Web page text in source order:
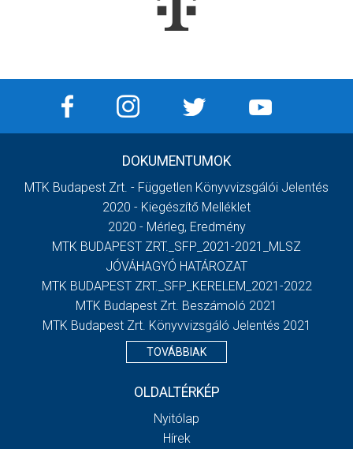
DOKUMENTUMOK
MTK Budapest Zrt. - Független Könyvvizsgálói Jelentés
2020 - Kiegészítő Melléklet
2020 - Mérleg, Eredmény
MTK BUDAPEST ZRT._SFP_2021-2021_MLSZ
JÓVÁHAGYÓ HATÁROZAT
MTK BUDAPEST ZRT._SFP_KERELEM_2021-2022
MTK Budapest Zrt. Beszámoló 2021
MTK Budapest Zrt. Könyvvizsgáló Jelentés 2021
TOVÁBBIAK
OLDALTÉRKÉP
Nyitólap
Hírek